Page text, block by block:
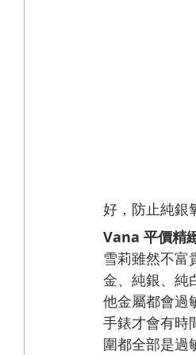
好，防止純銀
Vana 平價精
雪莉雖然不富
金、純銀、純
他金屬都會過
手錶才會有時
圍都全部是過